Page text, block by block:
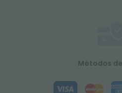
Métodos